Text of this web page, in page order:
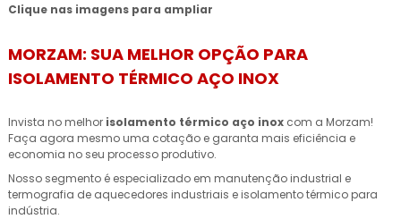
Clique nas imagens para ampliar
MORZAM: SUA MELHOR OPÇÃO PARA
ISOLAMENTO TÉRMICO AÇO INOX
Invista no melhor isolamento térmico aço inox com a Morzam!
Faça agora mesmo uma cotação e garanta mais eficiência e
economia no seu processo produtivo.
Nosso segmento é especializado em manutenção industrial e
termografia de aquecedores industriais e isolamento térmico para
indústria.